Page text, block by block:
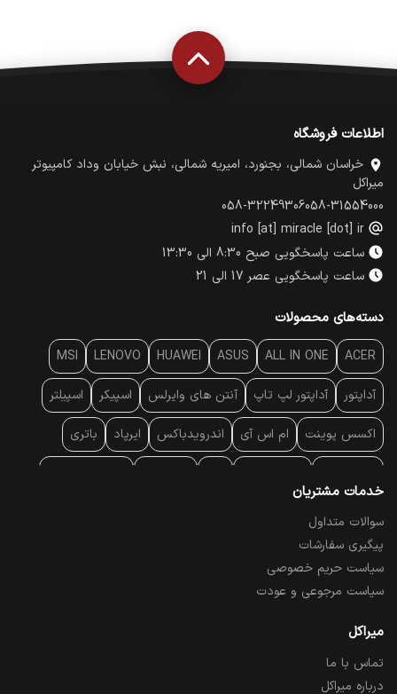
اطلاعات فروشگاه
خراسان شمالی، بجنورد، امیریه شمالی، نبش خیابان وداد کامپیوتر
میراکل
058-31554000
058-32249306
info [at] miracle [dot] ir
ساعت پاسخگویی صبح 8:30 الی 13:30
ساعت پاسخگویی عصر 17 الی 21
دسته‌های محصولات
ACER
ALL IN ONE
ASUS
HUAWEI
LENOVO
MSI
آداپتور آداپتور لپ تاپ آنتن‌ های وایرلس اسپیکر اسپیلتر
اکسس پوینت ام اس آی اندرویدباکس ایرپاد باتری
پایه سقفی
پرده نمایش
تبلت و موبایل تجهیزات پسیو شبکه
تلویزیون
درایو نوری
خدمات مشتریان
سوالات متداول
پیگیری سفارشات
سیاست حریم خصوصی
سیاست مرجوعی و عودت
میراکل
تماس با ما
درباره میراکل